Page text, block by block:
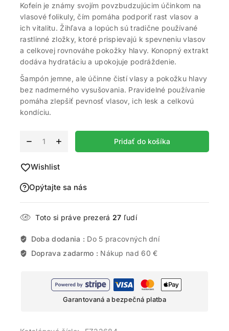
Kofeín je známy svojím povzbudzujúcim účinkom na
vlasové folikuly, čím pomáha podporiť rast vlasov a
ich vitalitu. Žihľava a lopúch sú tradične používané
rastlinné zložky, ktoré prispievajú k spevneniu vlasov
a celkovej rovnováhe pokožky hlavy. Konopný extrakt
dodáva hydratáciu a upokojuje podráždenie.
Šampón jemne, ale účinne čistí vlasy a pokožku hlavy
bez nadmerného vysušovania. Pravidelné používanie
pomáha zlepšiť pevnosť vlasov, ich lesk a celkovú
kondíciu.
Pridať do košíka
Wishlist
Opýtajte sa nás
Toto si práve prezerá 27 ľudí
Doba dodania : Do 5 pracovných dní
Doprava zadarmo : Nákup nad 60 €
Garantovaná a bezpečná platba